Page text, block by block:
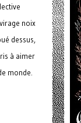
noix
dessus,
à aimer
monde.